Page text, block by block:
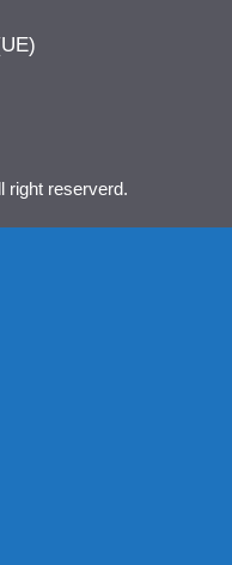
right reserverd.